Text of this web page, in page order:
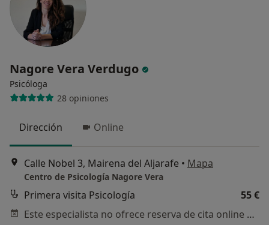
Nagore Vera Verdugo
Psicóloga
28 opiniones
Dirección Online
Calle Nobel 3, Mairena del Aljarafe • Mapa
Centro de Psicología Nagore Vera
Primera visita Psicología
55 €
Este especialista no ofrece reserva de cita online en esta dirección.